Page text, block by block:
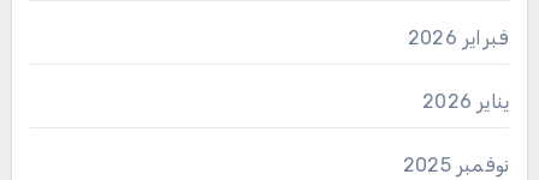
فبراير 2026
يناير 2026
نوفمبر 2025